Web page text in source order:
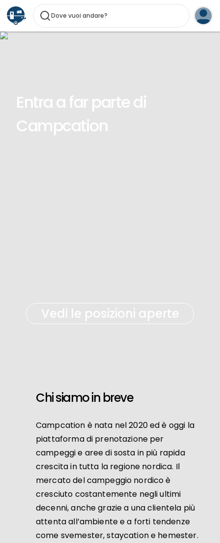
Dove vuoi andare?
Entra a far parte di
Campcation
Vedi le posizioni aperte
Chi siamo in breve
Campcation è nata nel 2020 ed è oggi la
piattaforma di prenotazione per
campeggi e aree di sosta in più rapida
crescita in tutta la regione nordica. Il
mercato del campeggio nordico è
cresciuto costantemente negli ultimi
decenni, anche grazie a una clientela più
attenta all’ambiente e a forti tendenze
come svemester, staycation e hemester.